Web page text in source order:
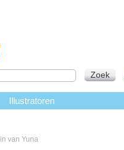
van Yuna
Zoek
Illustratoren